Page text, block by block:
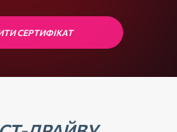
СЕРТИФІКАТ